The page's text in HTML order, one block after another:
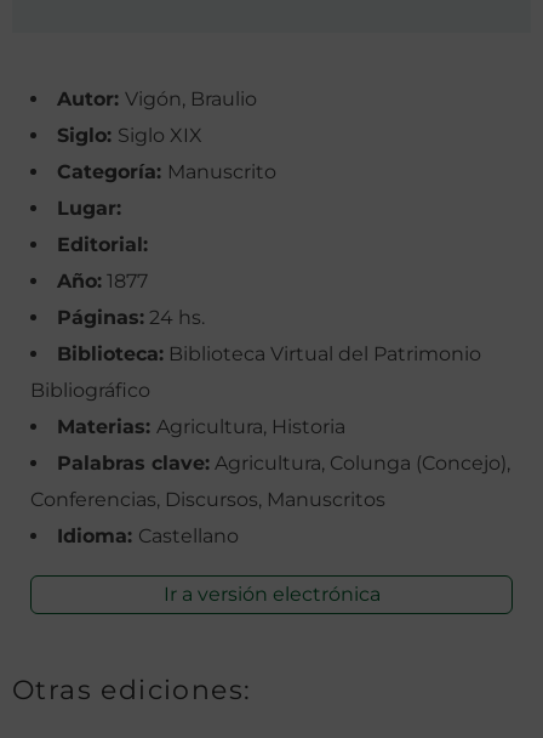
Autor: Vigón, Braulio
Siglo: Siglo XIX
Categoría: Manuscrito
Lugar:
Editorial:
Año: 1877
Páginas: 24 hs.
Biblioteca: Biblioteca Virtual del Patrimonio
Bibliográfico
Materias: Agricultura, Historia
Palabras clave: Agricultura, Colunga (Concejo),
Conferencias, Discursos, Manuscritos
Idioma: Castellano
Ir a versión electrónica
Otras ediciones: